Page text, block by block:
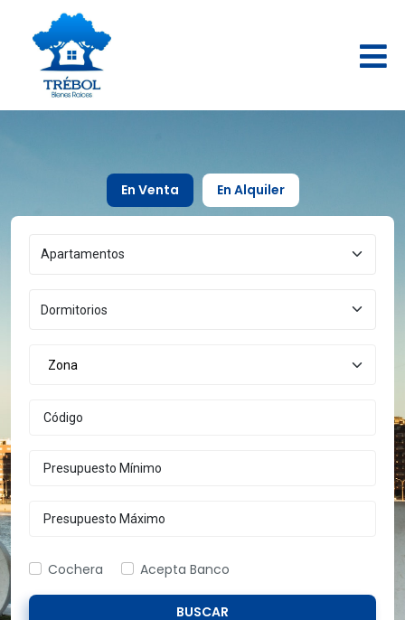
En Venta En Alquiler
Zona
Cochera Acepta Banco
BUSCAR